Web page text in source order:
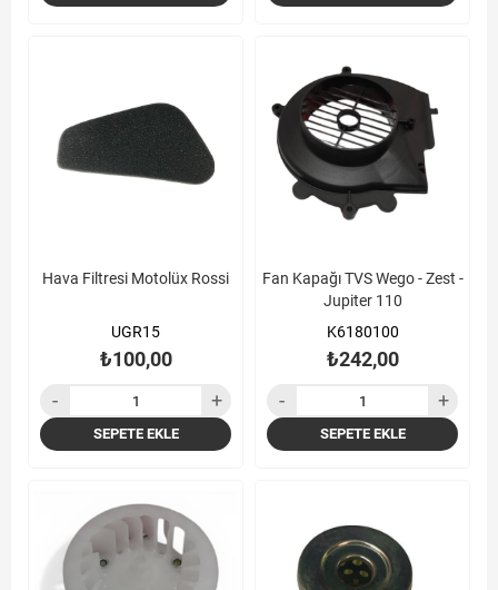
Hava Filtresi Motolüx Rossi
UGR15
₺100,00
SEPETE EKLE
Fan Kapağı TVS Wego - Zest -
Jupiter 110
K6180100
₺242,00
SEPETE EKLE